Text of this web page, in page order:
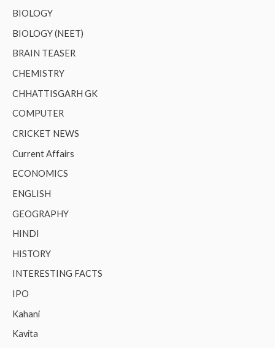
BIOLOGY
BIOLOGY (NEET)
BRAIN TEASER
CHEMISTRY
CHHATTISGARH GK
COMPUTER
CRICKET NEWS
Current Affairs
ECONOMICS
ENGLISH
GEOGRAPHY
HINDI
HISTORY
INTERESTING FACTS
IPO
Kahani
Kavita